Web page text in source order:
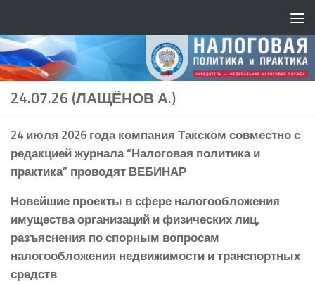
24.07.26 (ЛАЩЁНОВ А.)
24 июля 2026 года компания Такском совместно с
редакцией журнала “Налоговая политика и
практика” проводят ВЕБИНАР
Новейшие проекты в сфере налогообложения
имущества организаций и физических лиц,
разъяснения по спорным вопросам
налогообложения недвижимости и транспортных
средств